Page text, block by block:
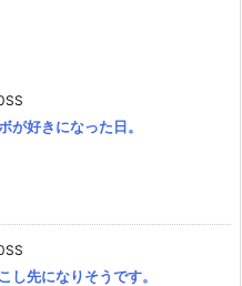
が好きになった日。
し先になりそうです。